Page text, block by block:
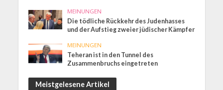
MEINUNGEN
Die tödliche Rückkehr des Judenhasses
und der Aufstieg zweier jüdischer Kämpfer
MEINUNGEN
Teheran ist in den Tunnel des
Zusammenbruchs eingetreten
Meistgelesene Artikel